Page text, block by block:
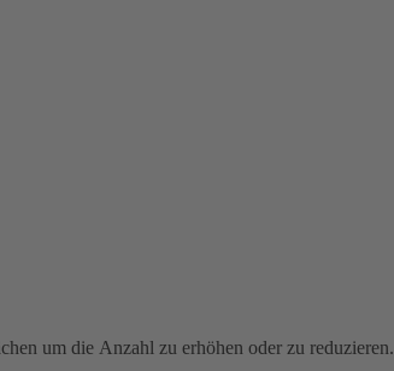
um die Anzahl zu erhöhen oder zu reduzieren.